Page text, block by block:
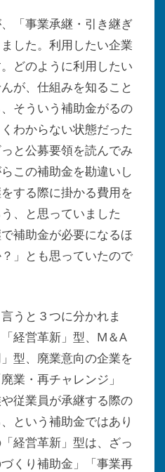
「事業承継・引き継ぎ
した。利用したい企業
どのように利用したい
が、仕組みを知ること
そういう補助金がるの
わからない状態だった
と公募要領を読んでみ
この補助金を勘違いし
する際に掛かる費用を
、と思っていました
補助金が必要になるほ
」とも思っていたので
うと３つに分かれま
経営革新」型、M＆A
型、廃業意向の企業を
業・再チャレンジ」
従業員が承継する際の
という補助金ではあり
経営革新」型は、ざっ
くり補助金」「事業再